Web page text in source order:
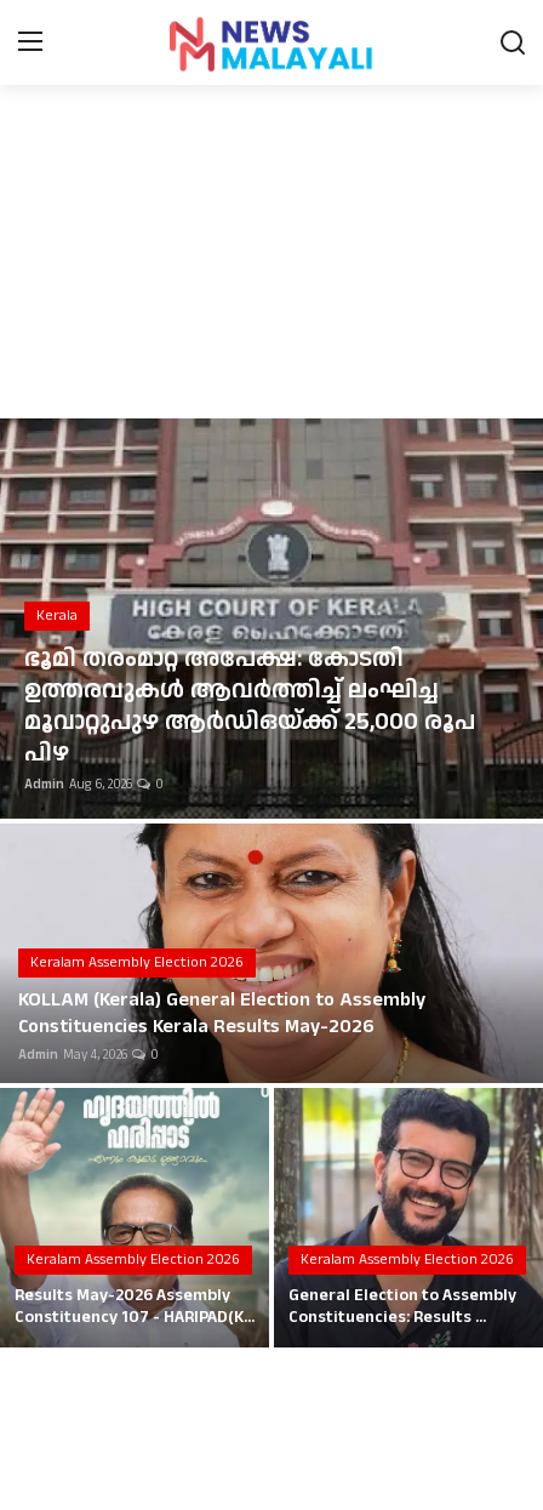
Entertainment
Sports
Food
Gulf News
Loksabha Election 2024
Technology
Health
Jobs Mall
Career
Education
Business
Local News
Earn Money
Tutorials
Malayalam
Kerala
ഭൂമി തരംമാറ്റ അപേക്ഷ: കോടതി
ഉത്തരവുകൾ ആവർത്തിച്ച് ലംഘിച്ച
മൂവാറ്റുപുഴ ആർഡിഒയ്ക്ക് 25,000 രൂപ
പിഴ
Admin Aug 6, 2026 0
Keralam Assembly Election 2026
KOLLAM (Kerala) General Election to Assembly
Constituencies Kerala Results May-2026
Admin May 4, 2026 0
Keralam Assembly Election 2026
Results May-2026 Assembly
Constituency 107 - HARIPAD(K...
Keralam Assembly Election 2026
General Election to Assembly
Constituencies: Results ...